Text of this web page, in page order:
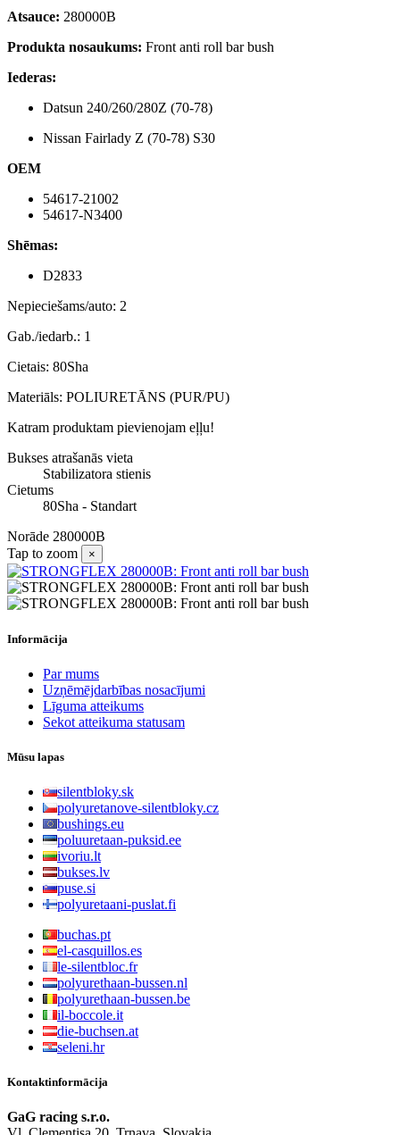
Atsauce: 280000B
Produkta nosaukums: Front anti roll bar bush
Iederas:
Datsun 240/260/280Z (70-78)
Nissan Fairlady Z (70-78) S30
OEM
54617-21002
54617-N3400
Shēmas:
D2833
Nepieciešams/auto: 2
Gab./iedarb.: 1
Cietais: 80Sha
Materiāls: POLIURETĀNS (PUR/PU)
Katram produktam pievienojam eļļu!
Bukses atrašanās vieta
Stabilizatora stienis
Cietums
80Sha - Standart
Norāde 280000B
Tap to zoom
×
Informācija
Par mums
Uzņēmējdarbības nosacījumi
Līguma atteikums
Sekot atteikuma statusam
Mūsu lapas
silentbloky.sk
polyuretanove-silentbloky.cz
bushings.eu
poluuretaan-puksid.ee
ivoriu.lt
bukses.lv
puse.si
polyuretaani-puslat.fi
buchas.pt
el-casquillos.es
le-silentbloc.fr
polyurethaan-bussen.nl
polyurethaan-bussen.be
il-boccole.it
die-buchsen.at
seleni.hr
Kontaktinformācija
GaG racing s.r.o.